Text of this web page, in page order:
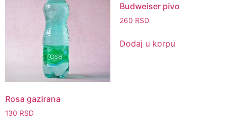
Rosa gazirana
130 RSD
Budweiser pivo
260 RSD
Dodaj u korpu